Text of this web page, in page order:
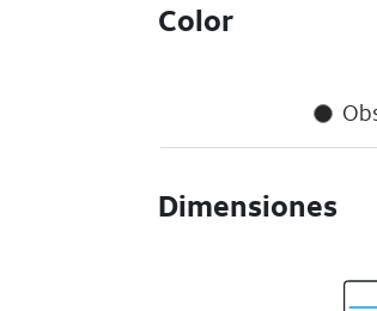
Color
Dimensiones